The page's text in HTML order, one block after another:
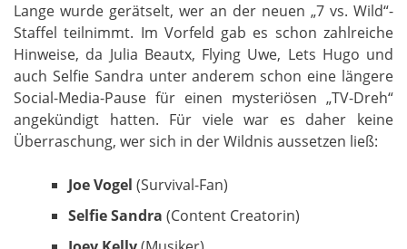
Lange wurde gerätselt, wer an der neuen „7 vs. Wild“-
Staffel teilnimmt. Im Vorfeld gab es schon zahlreiche
Hinweise, da Julia Beautx, Flying Uwe, Lets Hugo und
auch Selfie Sandra unter anderem schon eine längere
Social-Media-Pause für einen mysteriösen „TV-Dreh“
angekündigt hatten. Für viele war es daher keine
Überraschung, wer sich in der Wildnis aussetzen ließ:
Joe Vogel (Survival-Fan)
Selfie Sandra (Content Creatorin)